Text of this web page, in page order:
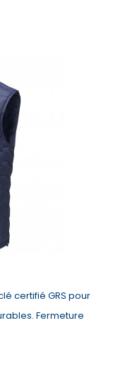
certifié GRS pour
Fermeture